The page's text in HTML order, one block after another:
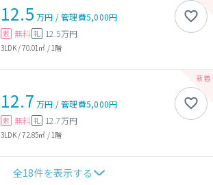
12.5 万円 /管理費5,000円
敷 無料 礼 12.5万円
3LDK/70.01㎡ / 1階
12.7 万円 /管理費5,000円
敷 無料 礼 12.7万円
3LDK/72.85㎡ / 1階
全18件を表示する